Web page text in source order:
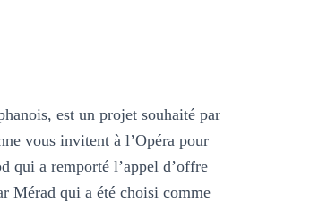
est un projet souhaité par
vous invitent à l’Opéra pour
qui a remporté l’appel d’offre
Mérad qui a été choisi comme